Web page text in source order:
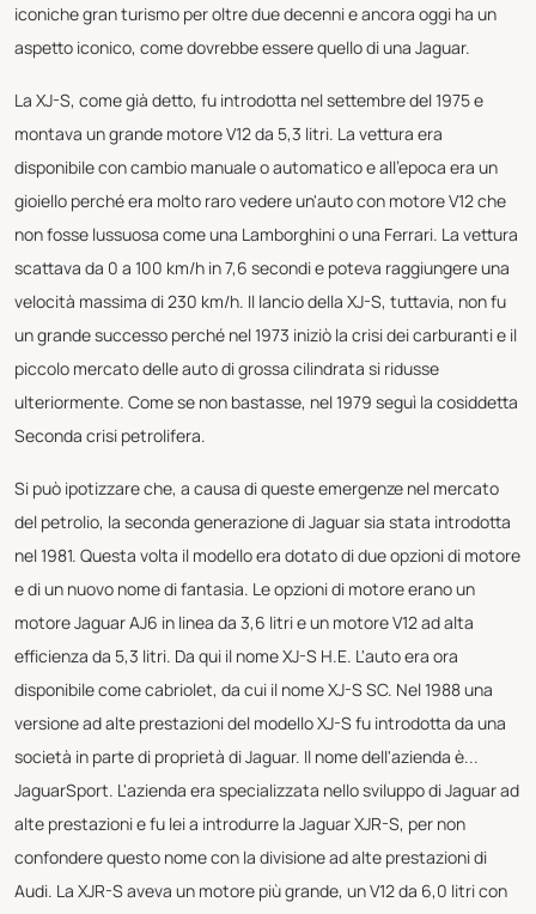
iconiche gran turismo per oltre due decenni e ancora oggi ha un
aspetto iconico, come dovrebbe essere quello di una Jaguar.
La XJ-S, come già detto, fu introdotta nel settembre del 1975 e
montava un grande motore V12 da 5,3 litri. La vettura era
disponibile con cambio manuale o automatico e all'epoca era un
gioiello perché era molto raro vedere un'auto con motore V12 che
non fosse lussuosa come una Lamborghini o una Ferrari. La vettura
scattava da 0 a 100 km/h in 7,6 secondi e poteva raggiungere una
velocità massima di 230 km/h. Il lancio della XJ-S, tuttavia, non fu
un grande successo perché nel 1973 iniziò la crisi dei carburanti e il
piccolo mercato delle auto di grossa cilindrata si ridusse
ulteriormente. Come se non bastasse, nel 1979 seguì la cosiddetta
Seconda crisi petrolifera.
Si può ipotizzare che, a causa di queste emergenze nel mercato
del petrolio, la seconda generazione di Jaguar sia stata introdotta
nel 1981. Questa volta il modello era dotato di due opzioni di motore
e di un nuovo nome di fantasia. Le opzioni di motore erano un
motore Jaguar AJ6 in linea da 3,6 litri e un motore V12 ad alta
efficienza da 5,3 litri. Da qui il nome XJ-S H.E. L'auto era ora
disponibile come cabriolet, da cui il nome XJ-S SC. Nel 1988 una
versione ad alte prestazioni del modello XJ-S fu introdotta da una
società in parte di proprietà di Jaguar. Il nome dell'azienda è...
JaguarSport. L'azienda era specializzata nello sviluppo di Jaguar ad
alte prestazioni e fu lei a introdurre la Jaguar XJR-S, per non
confondere questo nome con la divisione ad alte prestazioni di
Audi. La XJR-S aveva un motore più grande, un V12 da 6,0 litri con